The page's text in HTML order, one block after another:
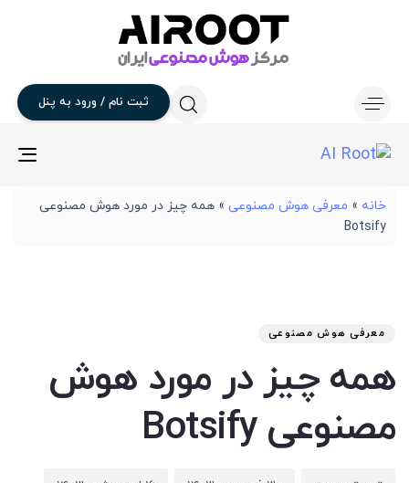
ثبت نام / ورود به پنل
خانه » معرفی هوش مصنوعی » همه چیز در مورد هوش مصنوعی
Botsify
معرفی هوش مصنوعی
همه چیز در مورد هوش
مصنوعی Botsify